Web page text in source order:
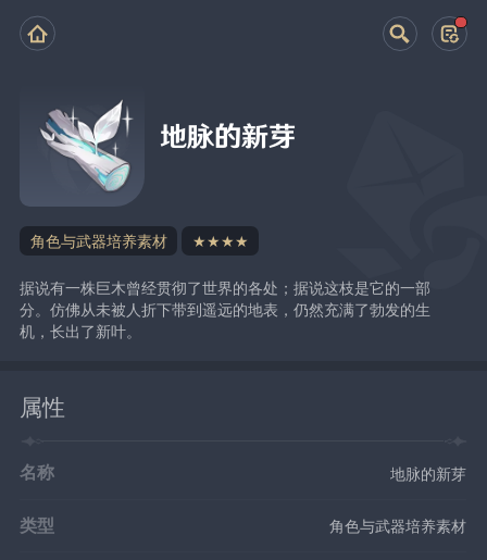
地脉的新芽
角色与武器培养素材 ★★★★
据说有一株巨木曾经贯彻了世界的各处；据说这枝是它的一部
分。仿佛从未被人折下带到遥远的地表，仍然充满了勃发的生
机，长出了新叶。
属性
名称 地脉的新芽
类型 角色与武器培养素材